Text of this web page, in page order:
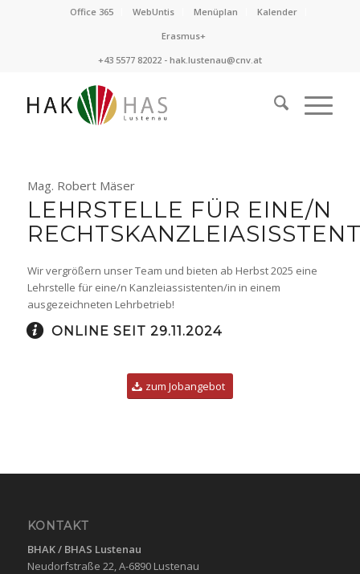
Office 365 WebUntis Menüplan
Kalender
Erasmus+
+43 5577 82022 - hak.lustenau@cnv.at
Mag. Robert Mäser
LEHRSTELLE FÜR EINE/N
Wir vergrößern unser Team und bieten ab Herbst 2025 eine
Lehrstelle für eine/n Kanzleiassistenten/in in einem
ausgezeichneten Lehrbetrieb!
ONLINE SEIT 29.11.2024
zum Jobangebot
KONTAKT
BHAK / BHAS Lustenau
Neudorfstraße 22, A-6890 Lustenau